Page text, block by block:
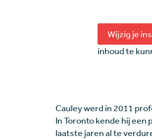
Wijzig je
inhoud te
Cauley werd in 2011
In Toronto kende hij een
laatste jaren al te